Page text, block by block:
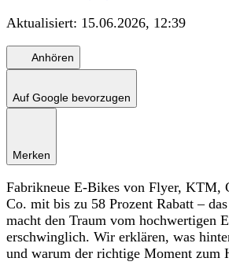
Aktualisiert: 15.06.2026, 12:39
Anhören
Auf Google bevorzugen
Merken
Fabrikneue E-Bikes von Flyer, KTM,
Co. mit bis zu 58 Prozent Rabatt –
macht den Traum vom hochwertigen
erschwinglich. Wir erklären, was
und warum der richtige Moment zum